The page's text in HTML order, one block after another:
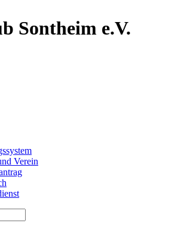
Sontheim e.V.
Verein